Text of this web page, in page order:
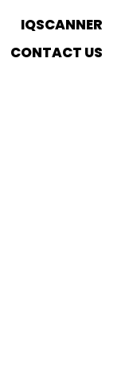
IQSCANNER
CONTACT US